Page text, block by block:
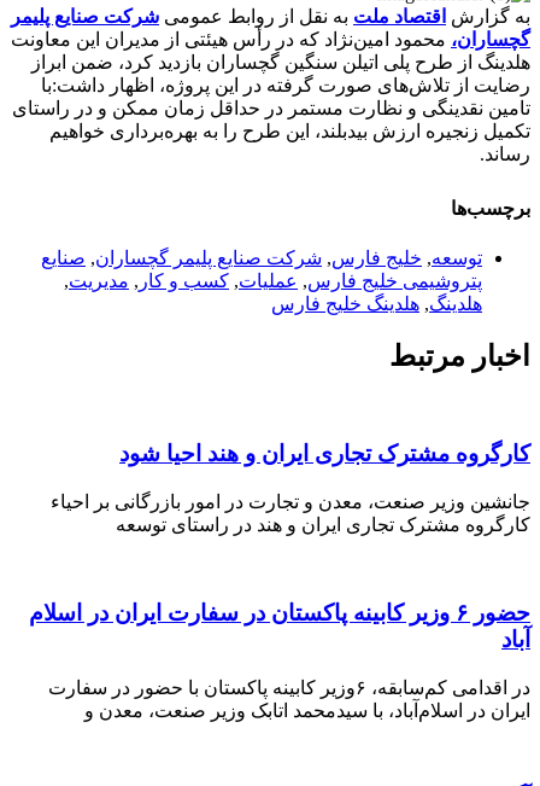
به گزارش اقتصاد ملت به نقل از روابط عمومی شرکت صنایع پلیمر
گچساران، محمود امین‌نژاد که در رأس هیئتی از مدیران این معاونت
هلدینگ از طرح پلی اتیلن سنگین گچساران بازدید کرد، ضمن ابراز
رضایت از تلاش‌های صورت گرفته در این پروژه، اظهار داشت:با
تامین نقدینگی و نظارت مستمر در حداقل زمان ممکن و در راستای
تکمیل زنجیره ارزش بیدبلند، این طرح را به بهره‌برداری خواهیم
رساند.
برچسب‌ها
توسعه, خلیج فارس, شرکت صنایع پلیمر گچساران, صنایع
پتروشیمی خلیج فارس, عملیات, کسب و کار , مدیریت,
هلدینگ, هلدینگ خلیج فارس
اخبار مرتبط
کارگروه مشترک تجاری ایران و هند احیا شود
جانشین وزیر صنعت، معدن و تجارت در امور بازرگانی بر احیاء
کارگروه مشترک تجاری ایران و هند در راستای توسعه
حضور ۶ وزیر کابینه پاکستان در سفارت ایران در اسلام
آباد
در اقدامی کم‌سابقه، ۶وزیر کابینه پاکستان با حضور در سفارت
ایران در اسلام‌آباد، با سیدمحمد اتابک وزیر صنعت، معدن و